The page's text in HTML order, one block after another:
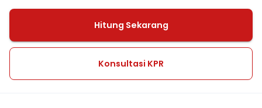
Hitung Sekarang
Konsultasi KPR